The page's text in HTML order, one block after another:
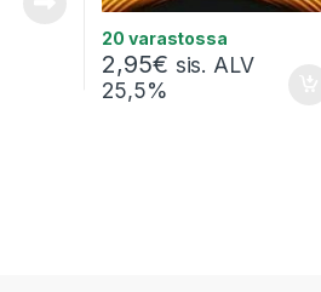
20 varastossa
2,95€ sis. ALV
25,5%